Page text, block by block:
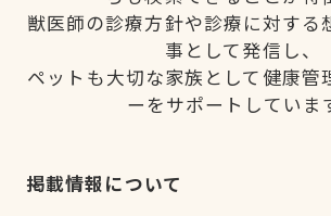
獣医師の診療方針や診療に対する
事として発信し、
ペットも大切な家族として健康管
ーをサポートしていま
掲載情報について